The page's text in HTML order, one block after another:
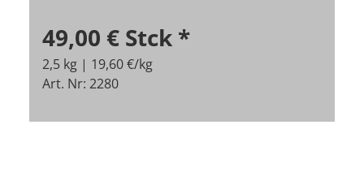
49,00 € Stck *
2,5 kg | 19,60 €/kg
Art. Nr: 2280